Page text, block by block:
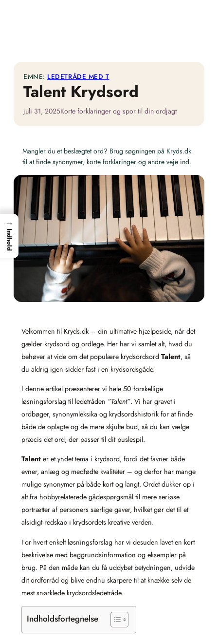
EMNE: LEDETRÅDE MED T
Talent Krydsord
juli 31, 2025Korte forklaringer og spor til din ordjagt
Mangler du et beslægtet ord? Brug søgningen på Kryds.dk
til at finde synonymer, korte forklaringer og andre veje ind.
Velkommen til Kryds.dk – din ultimative hjælpeside, når det
gælder krydsord og ordlege. Her har vi samlet alt, hvad du
behøver at vide om det populære krydsordsord Talent, så
du aldrig igen sidder fast i en krydsordsgåde.
I denne artikel præsenterer vi hele 50 forskellige
løsningsforslag til ledetråden ”Talent”. Vi har gravet i
ordbøger, synonymleksika og krydsordshistorik for at finde
både de oplagte og de mere skjulte bud, så du kan vælge
præcis det ord, der passer til dit puslespil.
Talent er et yndet tema i krydsord, fordi det favner både
evner, anlæg og medfødte kvaliteter – og derfor har mange
mulige synonymer på både kort og langt. Ordet dukker op i
alt fra hobbyrelaterede gåde­spørgsmål til mere seriøse
portrætter af personers særlige gaver, hvilket gør det til et
alsidigt redskab i krydsordets kreative verden.
For hvert enkelt løsningsforslag har vi desuden lavet en kort
beskrivelse med baggrundsinformation og eksempler på
brug. På den måde kan du få uddybet betydningen, udvide
dit ordforråd og blive endnu skarpere til at knække selv de
mest snørklede krydsordsledetråde.
Indholdsfortegnelse
→
Indhold